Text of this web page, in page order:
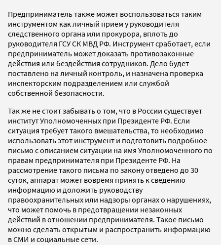
Предприниматель также может воспользоваться таким
инструментом как личный прием у руководителя
следственного органа или прокурора, вплоть до
руководителя ГСУ СК МВД РФ. Инструмент сработает, если
предприниматель может доказать противозаконные
действия или бездействия сотрудников. Дело будет
поставлено на личный контроль, и назначена проверка
инспекторским подразделением или службой
собственной безопасности.
Так же не стоит забывать о том, что в России существует
институт Уполномоченных при Президенте РФ. Если
ситуация требует такого вмешательства, то необходимо
использовать этот инструмент и подготовить подробное
письмо с описанием ситуации на имя Уполномоченного по
правам предпринимателя при Президенте РФ. На
рассмотрение такого письма по закону отведено до 30
суток, аппарат может вовремя принять к сведению
информацию и доложить руководству
правоохранительных или надзоры органах о нарушениях,
что может помочь в предотвращении незаконных
действий в отношении предпринимателя. Такое письмо
можно сделать открытым и распространить информацию
в СМИ и социальные сети.